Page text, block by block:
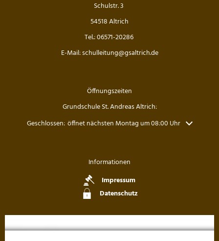
Schulstr. 3
54518 Altrich
Tel.: 06571-20286
E-Mail: schulleitung@gsaltrich.de
Öffnungszeiten
Grundschule St. Andreas Altrich:
Klicken, um weitere Öffnungs- oder Schließzeiten auszublenden
Geschlossen: öffnet nächsten Montag um 08:00 Uhr
Informationen
Impressum
Datenschutz